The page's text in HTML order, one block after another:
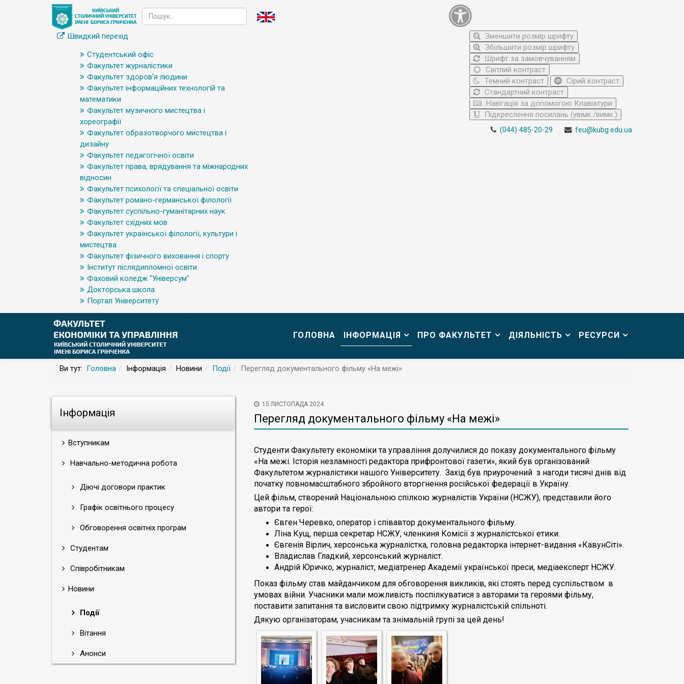
Швидкий перехід
Студентський офіс
Факультет журналістики
Факультет здоров’я людини
Факультет інформаційних технологій та
математики
Факультет музичного мистецтва і
хореографії
Факультет образотворчого мистецтва і
дизайну
Факультет педагогічної освіти
Факультет права, врядування та міжнародних
відносин
Факультет психології та спеціальної освіти
Факультет романо-германської філології
Факультет суспільно-гуманітарних наук
Факультет східних мов
Факультет української філології, культури і
мистецтва
Факультет фізичного виховання і спорту
Інститут післядипломної освіти
Фаховий коледж "Універсум"
Докторська школа
Портал Університету
Зменшити розмір шрифту
Збільшити розмір шрифту
Шрифт за замовчуванням
Світлий контраст
Темний контраст
Сірий контраст
Стандартний контраст
Навігація за допомогою Клавіатури
Підкреслення посилань (увімк./вимк.)
(044) 485-20-29 feu@kubg.edu.ua
ГОЛОВНА ІНФОРМАЦІЯ ПРО ФАКУЛЬТЕТ ДІЯЛЬНІСТЬ РЕСУРСИ
Ви тут: Головна Інформація Новини Події Перегляд документального фільму «На межі»
Інформація
Вступникам
Навчально-методична робота
Діючі договори практик
Графік освітнього процесу
Обговорення освітніх програм
Студентам
Співробітникам
Новини
Події
Вітання
Анонси
15 ЛИСТОПАДА 2024
Перегляд документального фільму «На межі»
Студенти Факультету економіки та управління долучилися до показу документального фільму
«На межі. Історія незламності редактора прифронтової газети», який був організований
Факультетом журналістики нашого Університету. Захід був приурочений з нагоди тисячі днів від
початку повномасштабного збройного вторгнення російської федерації в Україну.
Цей фільм, створений Національною спілкою журналістів України (НСЖУ), представили його
автори та герої:
Євген Черевко, оператор і співавтор документального фільму.
Ліна Кущ, перша секретар НСЖУ, членкиня Комісії з журналістської етики.
Євгенія Вірлич, херсонська журналістка, головна редакторка інтернет-видання «КавунСіті».
Владислав Гладкий, херсонський журналіст.
Андрій Юричко, журналіст, медіатренер Академії української преси, медіаексперт НСЖУ.
Показ фільму став майданчиком для обговорення викликів, які стоять перед суспільством в
умовах війни. Учасники мали можливість поспілкуватися з авторами та героями фільму,
поставити запитання та висловити свою підтримку журналістській спільноті.
Дякую організаторам, учасникам та знімальній групі за цей день!